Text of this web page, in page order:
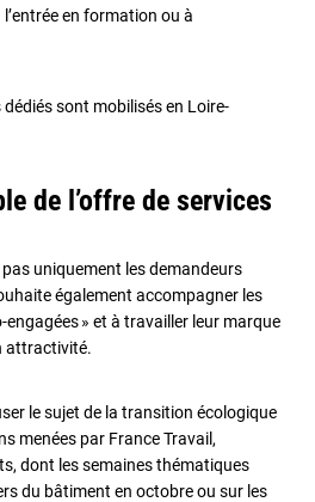
en formation ou à
sont mobilisés en Loire-
de l’offre de services
uniquement les demandeurs
également accompagner les
engagées » et à travailler leur marque
attractivité.
le sujet de la transition écologique
menées par France Travail,
dont les semaines thématiques
du bâtiment en octobre ou sur les